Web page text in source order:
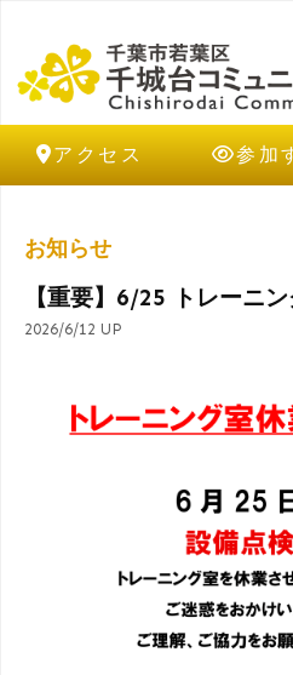
アクセス 参加
お知らせ
【重要】6/25 トレーニ
2026/6/12 UP